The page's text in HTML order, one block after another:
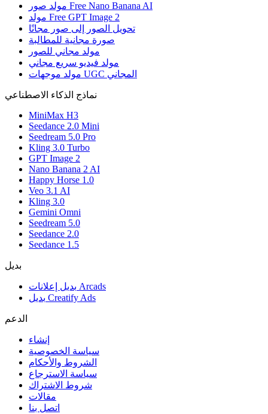
مولد صور Free Nano Banana AI
مولد Free GPT Image 2
تحويل الصور إلى صور مجانًا
صورة مجانية للمطالبة
مولد مجاني للصور
مولد فيديو سريع مجاني
مولد موجهات UGC المجاني
نماذج الذكاء الاصطناعي
MiniMax H3
Seedance 2.0 Mini
Seedream 5.0 Pro
Kling 3.0 Turbo
GPT Image 2
Nano Banana 2 AI
Happy Horse 1.0
Veo 3.1 AI
Kling 3.0
Gemini Omni
Seedream 5.0
Seedance 2.0
Seedance 1.5
بديل
بديل إعلانات Arcads
بديل Creatify Ads
الدعم
إنشاء
سياسة الخصوصية
الشروط والأحكام
سياسة الاسترجاع
شروط الاشتراك
مقالات
اتصل بنا